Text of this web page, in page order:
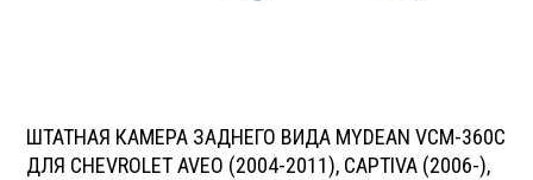
ШТАТНАЯ КАМЕРА ЗАДНЕГО ВИДА MYDEAN VCM-360C
ДЛЯ CHEVROLET AVEO (2004-2011), CAPTIVA (2006-),